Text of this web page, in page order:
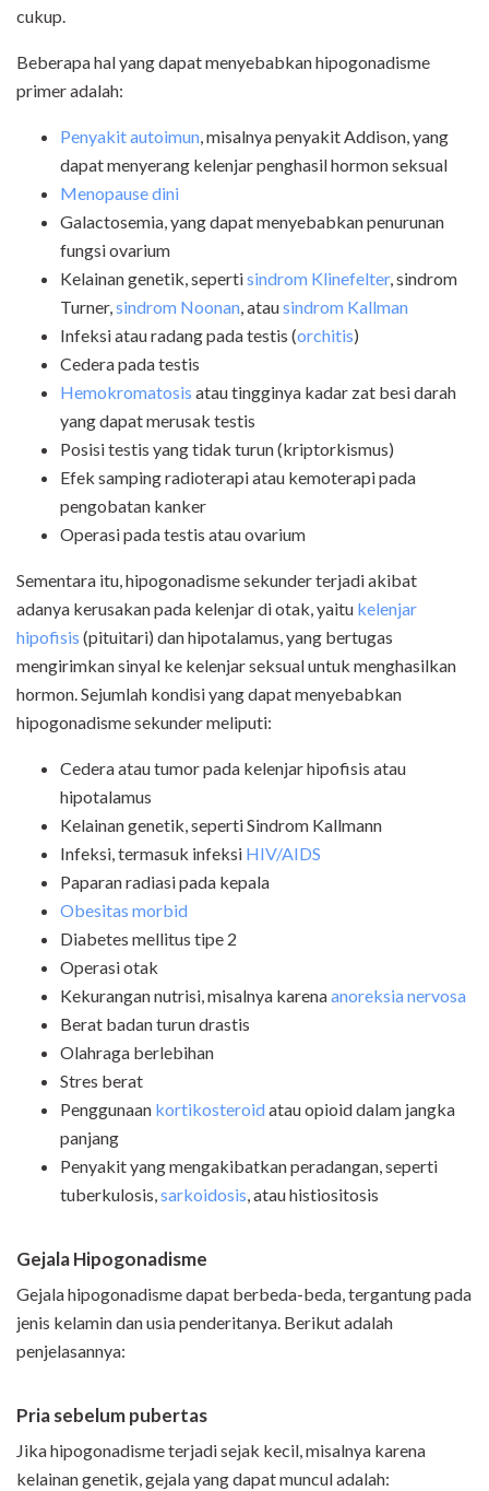
cukup.
Beberapa hal yang dapat menyebabkan hipogonadisme
primer adalah:
Penyakit autoimun, misalnya penyakit Addison, yang
dapat menyerang kelenjar penghasil hormon seksual
Menopause dini
Galactosemia, yang dapat menyebabkan penurunan
fungsi ovarium
Kelainan genetik, sepertisindrom Klinefelter, sindrom
Turner,sindrom Noonan, atausindrom Kallman
Infeksi atau radang pada testis (orchitis)
Cedera pada testis
Hemokromatosis atau tingginya kadar zat besi darah
yang dapat merusak testis
Posisi testis yang tidak turun (kriptorkismus)
Efek samping radioterapi atau kemoterapi pada
pengobatan kanker
Operasi pada testis atau ovarium
Sementara itu, hipogonadisme sekunder terjadi akibat
adanya kerusakan pada kelenjar di otak, yaitu kelenjar
hipofisis (pituitari) dan hipotalamus, yang bertugas
mengirimkan sinyal ke kelenjar seksual untuk menghasilkan
hormon. Sejumlah kondisi yang dapat menyebabkan
hipogonadisme sekunder meliputi:
Cedera atau tumor pada kelenjar hipofisis atau
hipotalamus
Kelainan genetik, seperti Sindrom Kallmann
Infeksi, termasuk infeksi HIV/AIDS
Paparan radiasi pada kepala
Obesitas morbid
Diabetes mellitus tipe 2
Operasi otak
Kekurangan nutrisi, misalnya karenaanoreksia nervosa
Berat badan turun drastis
Olahraga berlebihan
Stres berat
Penggunaan kortikosteroidatau opioid dalam jangka
panjang
Penyakit yang mengakibatkan peradangan, seperti
tuberkulosis,sarkoidosis, atau histiositosis
Gejala Hipogonadisme
Gejala hipogonadisme dapat berbeda-beda, tergantung pada
jenis kelamin dan usia penderitanya. Berikut adalah
penjelasannya:
Pria sebelum pubertas
Jika hipogonadisme terjadi sejak kecil, misalnya karena
kelainan genetik, gejala yang dapat muncul adalah: